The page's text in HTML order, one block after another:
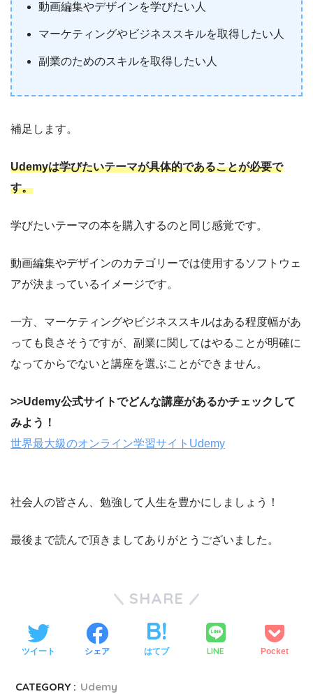
動画編集やデザインを学びたい人
マーケティングやビジネススキルを取得したい人
副業のためのスキルを取得したい人
補足します。
Udemyは学びたいテーマが具体的であることが必要で
す。
学びたいテーマの本を購入するのと同じ感覚です。
動画編集やデザインのカテゴリーでは使用するソフトウェ
アが決まっているイメージです。
一方、マーケティングやビジネススキルはある程度幅があ
っても良さそうですが、副業に関してはやることが明確に
なってからでないと講座を選ぶことができません。
>>Udemy公式サイトでどんな講座があるかチェックして
みよう！
世界最大級のオンライン学習サイトUdemy
社会人の皆さん、勉強して人生を豊かにしましょう！
最後まで読んで頂きましてありがとうございました。
SHARE
ツイート シェア はてブ LINE Pocket
CATEGORY : Udemy